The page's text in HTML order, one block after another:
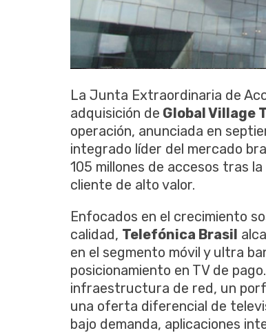
La Junta Extraordinaria de
adquisición de Global Village
operación, anunciada en
integrado líder del mercado
105 millones de accesos tras
cliente de alto valor.
Enfocados en el crecimiento
calidad, Telefónica Brasil
en el segmento móvil y ultra
posicionamiento en TV de
infraestructura de red, un
una oferta diferencial de
bajo demanda, aplicaciones